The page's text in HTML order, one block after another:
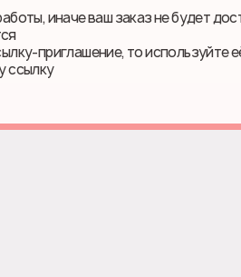
иначе ваш заказ не будет
приглашение, то используйте
ссылку